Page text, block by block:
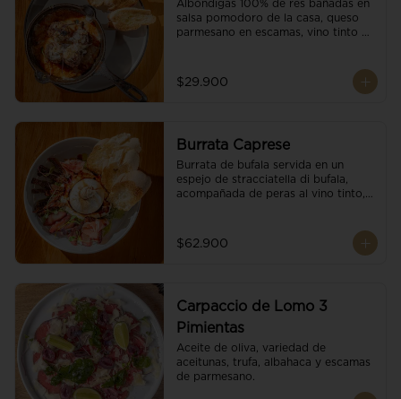
Albóndigas 100% de res bañadas en
salsa pomodoro de la casa, queso
parmesano en escamas, vino tinto y
$29.900
Burrata Caprese
Burrata de bufala servida en un
espejo de stracciatella di bufala,
acompañada de peras al vino tinto,
pesto y reducción de balsámico.
$62.900
Carpaccio de Lomo 3
Pimientas
Aceite de oliva, variedad de
aceitunas, trufa, albahaca y escamas
de parmesano.